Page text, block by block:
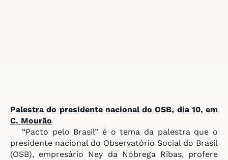
Palestra do presidente nacional do OSB, dia 10, em
C. Mourão
“Pacto pelo Brasil” é o tema da palestra que o
presidente nacional do Observatório Social do Brasil
(OSB), empresário Ney da Nóbrega Ribas, profere